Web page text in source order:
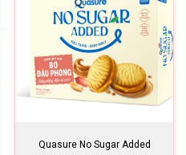
Quasure No Sugar Added